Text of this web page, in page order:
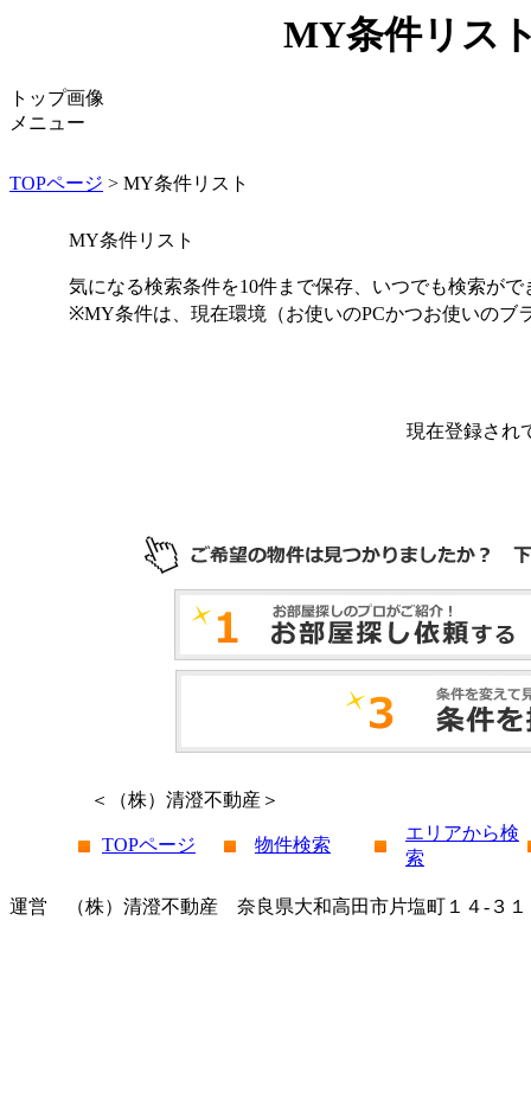
MY条件リス
トップ画像
メニュー
TOPページ > MY条件リスト
MY条件リスト
気になる検索条件を10件まで保存、いつでも検索がで
※MY条件は、現在環境（お使いのPCかつお使いのブ
現在登録され
＜（株）清澄不動産＞
TOPページ 物件検索
エリアから検
索
運営 （株）清澄不動産 奈良県大和高田市片塩町１４-３